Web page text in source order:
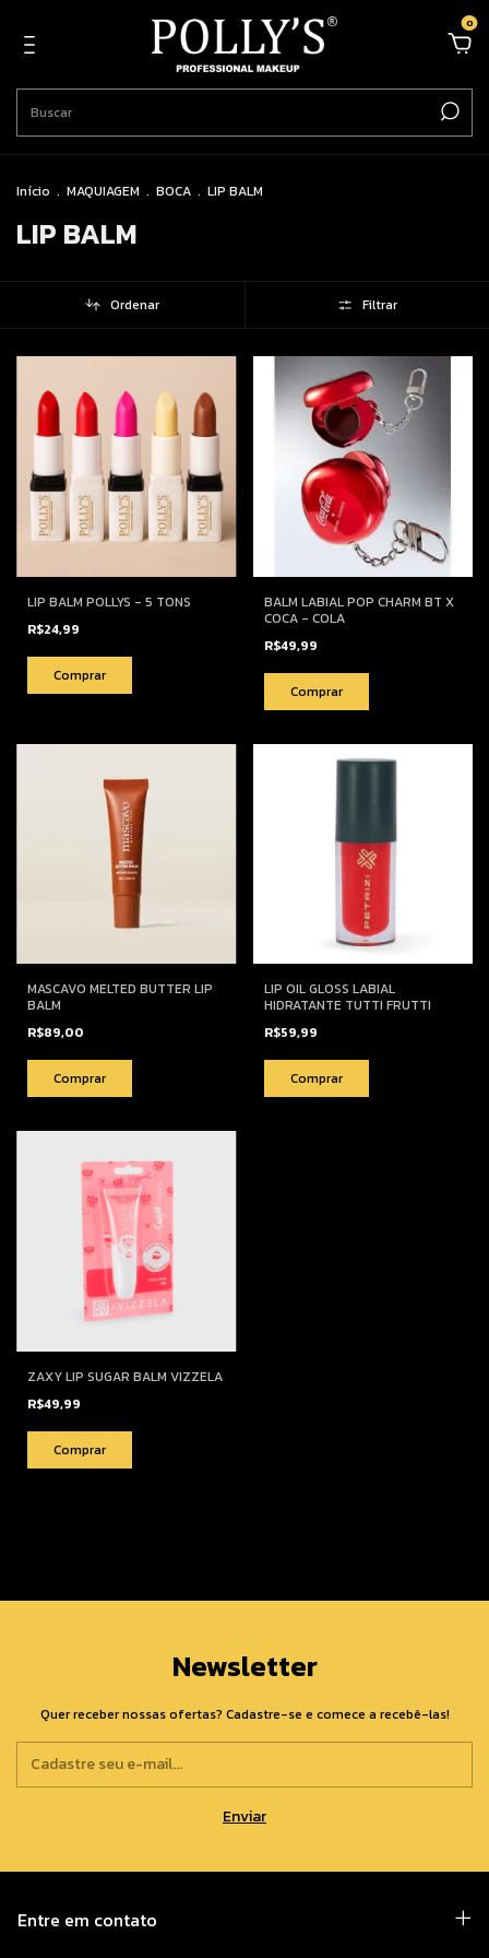
0
Início . MAQUIAGEM . BOCA . LIP BALM
LIP BALM
Ordenar Filtrar
LIP BALM POLLYS - 5 TONS
R$24,99
Comprar
BALM LABIAL POP CHARM BT X
COCA - COLA
R$49,99
MASCAVO MELTED BUTTER LIP
BALM
R$89,00
Comprar
LIP OIL GLOSS LABIAL
HIDRATANTE TUTTI FRUTTI
R$59,99
ZAXY LIP SUGAR BALM VIZZELA
R$49,99
Comprar
Newsletter
Quer receber nossas ofertas? Cadastre-se e comece a recebê-las!
Entre em contato